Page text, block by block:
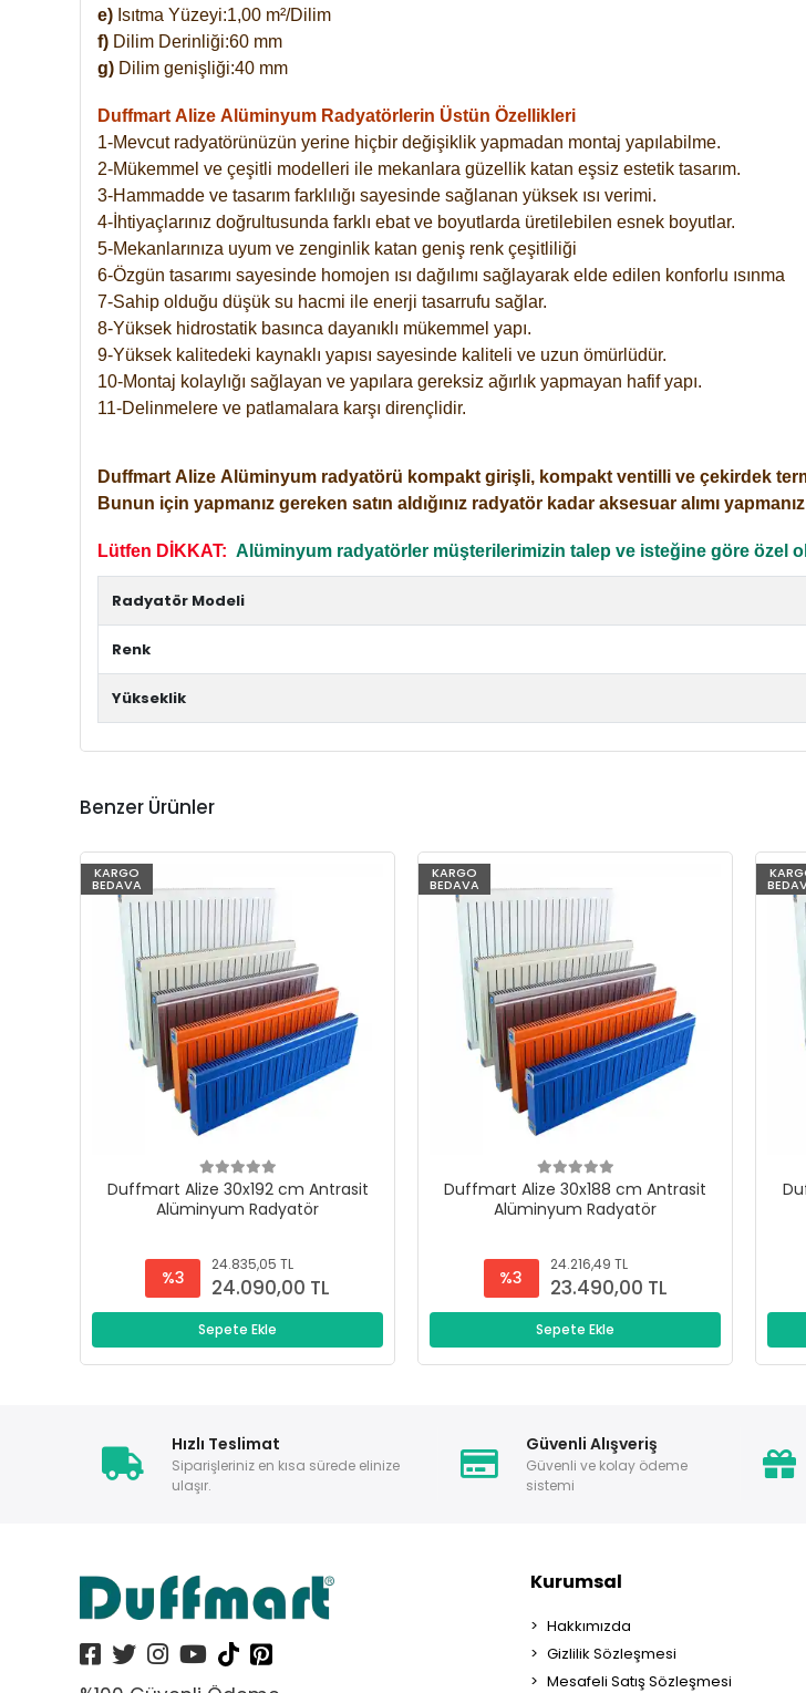
e) Isıtma Yüzeyi:1,00 m²/Dilim
f) Dilim Derinliği:60 mm
g) Dilim genişliği:40 mm
Duffmart Alize Alüminyum Radyatörlerin Üstün Özellikleri
1-Mevcut radyatörünüzün yerine hiçbir değişiklik yapmadan montaj yapılabilme.
2-Mükemmel ve çeşitli modelleri ile mekanlara güzellik katan eşsiz estetik tasarım.
3-Hammadde ve tasarım farklılığı sayesinde sağlanan yüksek ısı verimi.
4-İhtiyaçlarınız doğrultusunda farklı ebat ve boyutlarda üretilebilen esnek boyutlar.
5-Mekanlarınıza uyum ve zenginlik katan geniş renk çeşitliliği
6-Özgün tasarımı sayesinde homojen ısı dağılımı sağlayarak elde edilen konforlu ısınma
7-Sahip olduğu düşük su hacmi ile enerji tasarrufu sağlar.
8-Yüksek hidrostatik basınca dayanıklı mükemmel yapı.
9-Yüksek kalitedeki kaynaklı yapısı sayesinde kaliteli ve uzun ömürlüdür.
10-Montaj kolaylığı sağlayan ve yapılara gereksiz ağırlık yapmayan hafif yapı.
11-Delinmelere ve patlamalara karşı dirençlidir.
Duffmart Alize Alüminyum radyatörü kompakt girişli, kompakt ventilli ve çekirdek
Bunun için yapmanız gereken satın aldığınız radyatör kadar aksesuar alımı
Lütfen DİKKAT: Alüminyum radyatörler müşterilerimizin talep ve isteğine göre özel
Radyatör Modeli
Renk
Yükseklik
Benzer Ürünler
KARGO
BEDAVA
Duffmart Alize 30x192 cm Antrasit
Alüminyum Radyatör
%3
24.835,05 TL
24.090,00 TL
Sepete Ekle
KARGO
BEDAVA
Duffmart Alize 30x188 cm Antrasit
Alüminyum Radyatör
%3
24.216,49 TL
23.490,00 TL
Sepete Ekle
Hızlı Teslimat
Siparişleriniz en kısa sürede elinize
ulaşır.
Güvenli Alışveriş
Güvenli ve kolay ödeme
sistemi
Kurumsal
Hakkımızda
Gizlilik Sözleşmesi
Mesafeli Satış Sözleşmesi